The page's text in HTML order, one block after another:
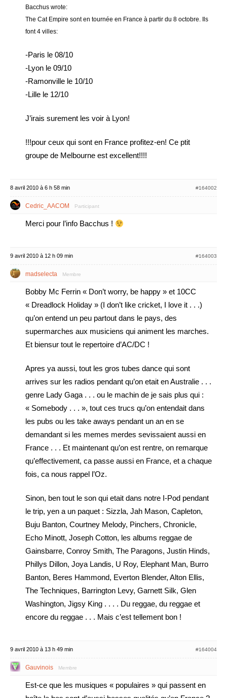
Bacchus wrote:
The Cat Empire sont en tournée en France à partir du 8 octobre. Ils
font 4 villes:
-Paris le 08/10
-Lyon le 09/10
-Ramonville le 10/10
-Lille le 12/10
J’irais surement les voir à Lyon!
!!!pour ceux qui sont en France profitez-en! Ce ptit
groupe de Melbourne est excellent!!!!
8 avril 2010 à 6 h 58 min #164002
Cedric_AACOM Participant
Merci pour l’info Bacchus !
9 avril 2010 à 12 h 09 min #164003
madselecta Membre
Bobby Mc Ferrin « Don’t worry, be happy » et 10CC
« Dreadlock Holiday » (I don’t like cricket, I love it . . .)
qu’on entend un peu partout dans le pays, des
supermarches aux musiciens qui animent les marches.
Et biensur tout le repertoire d’AC/DC !
Apres ya aussi, tout les gros tubes dance qui sont
arrives sur les radios pendant qu’on etait en Australie . . .
genre Lady Gaga . . . ou le machin de je sais plus qui :
« Somebody . . . », tout ces trucs qu’on entendait dans
les pubs ou les take aways pendant un an en se
demandant si les memes merdes sevissaient aussi en
France . . . Et maintenant qu’on est rentre, on remarque
qu’effectivement, ca passe aussi en France, et a chaque
fois, ca nous rappel l’Oz.
Sinon, ben tout le son qui etait dans notre I-Pod pendant
le trip, yen a un paquet : Sizzla, Jah Mason, Capleton,
Buju Banton, Courtney Melody, Pinchers, Chronicle,
Echo Minott, Joseph Cotton, les albums reggae de
Gainsbarre, Conroy Smith, The Paragons, Justin Hinds,
Phillys Dillon, Joya Landis, U Roy, Elephant Man, Burro
Banton, Beres Hammond, Everton Blender, Alton Ellis,
The Techniques, Barrington Levy, Garnett Silk, Glen
Washington, Jigsy King . . . . Du reggae, du reggae et
encore du reggae . . . Mais c’est tellement bon !
9 avril 2010 à 13 h 49 min #164004
Gauvinois Membre
Est-ce que les musiques « populaires » qui passent en